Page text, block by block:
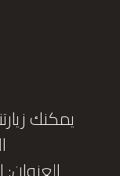
يمكنك